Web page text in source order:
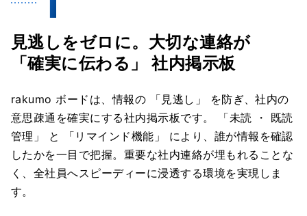
見逃しをゼロに。大切な連絡が
「確実に伝わる」 社内掲示板
rakumo ボードは、情報の 「見逃し」 を防ぎ、社内の
意思疎通を確実にする社内掲示板です。 「未読 ・ 既読
管理」 と 「リマインド機能」 により、誰が情報を確認
したかを一目で把握。重要な社内連絡が埋もれることな
く、全社員へスピーディーに浸透する環境を実現しま
す。